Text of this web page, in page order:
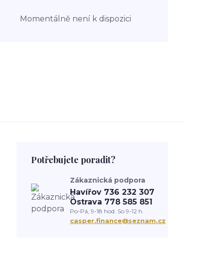
Momentálně není k dispozici
Potřebujete poradit?
Zákaznická podpora
Havířov 736 232 307
Ostrava 778 585 851
Po-Pá, 9-18 hod. So 9-12 h.
casper.finance@seznam.cz